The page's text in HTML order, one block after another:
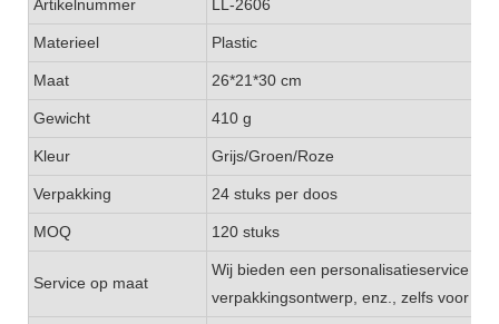
Artikelnummer LL-2606
Materieel Plastic
Maat 26*21*30 cm
Gewicht 410 g
Kleur Grijs/Groen/Roze
Verpakking 24 stuks per doos
MOQ 120 stuks
Service op maat
Wij bieden een personalisatieservice
verpakkingsontwerp, enz., zelfs voor